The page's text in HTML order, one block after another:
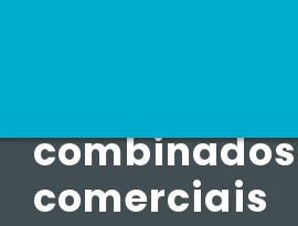
combinados
comerciais